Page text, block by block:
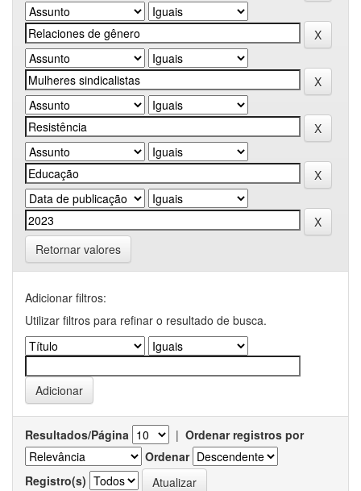
Retornar valores
Adicionar filtros:
Utilizar filtros para refinar o resultado de busca.
Resultados/Página | Ordenar registros por
Ordenar
Registro(s)